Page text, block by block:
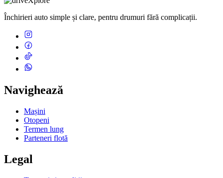
Închirieri auto simple și clare, pentru drumuri fără complicații.
Navighează
Mașini
Otopeni
Termen lung
Parteneri flotă
Legal